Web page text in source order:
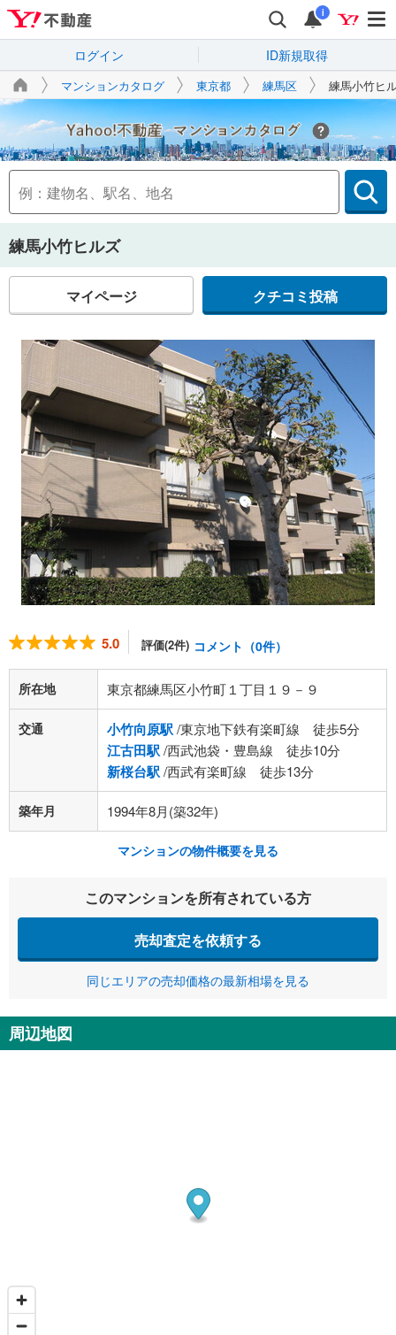
i
ログイン ID新規取得
マンションカタログ 東京都 練馬区 練馬小竹ヒ
Yahoo!不動産
練馬小竹ヒルズ
マイページ クチコミ投稿
5.0 評価(2件) コメント（0件）
所在地 東京都練馬区小竹町１丁目１９－９
交通 小竹向原駅/東京地下鉄有楽町線 徒歩5分
江古田駅/西武池袋・豊島線 徒歩10分
新桜台駅/西武有楽町線 徒歩13分
築年月 1994年8月(築32年)
マンションの物件概要を見る
このマンションを所有されている方
売却査定を依頼する
同じエリアの売却価格の最新相場を見る
周辺地図